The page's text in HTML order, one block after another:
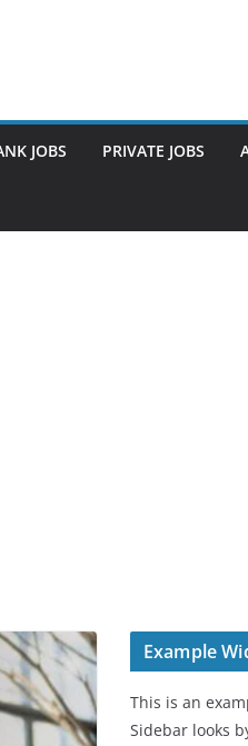
JOBS PRIVATE JOBS
Example
This is an
Sidebar looks